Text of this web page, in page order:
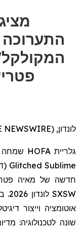
התערוכה
לונדון, June 03, 2026 (GLOBE NEWSWIRE) --
גלריית HOFA שמחה
Glitched Sublime
חדשה של מאיה
SXSW
אוטומציה וייצור
שונה לטכנולוגיה: